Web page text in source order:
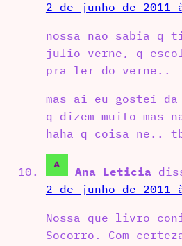
2 de junho de 2011
nossa nao sabia q
julio verne, q
pra ler do verne..
mas ai eu gostei
q dizem muito mas
haha q coisa ne..
Ana Leticia
2 de junho de 2011
Nossa que livro
Socorro. Com